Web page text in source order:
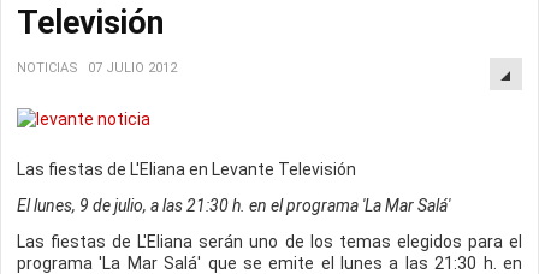
Televisión
NOTICIAS 07 JULIO 2012
Las fiestas de L'Eliana en Levante Televisión
El lunes, 9 de julio, a las 21:30 h. en el programa 'La Mar Salá'
Las fiestas de L'Eliana serán uno de los temas elegidos para el
programa 'La Mar Salá' que se emite el lunes a las 21:30 h. en